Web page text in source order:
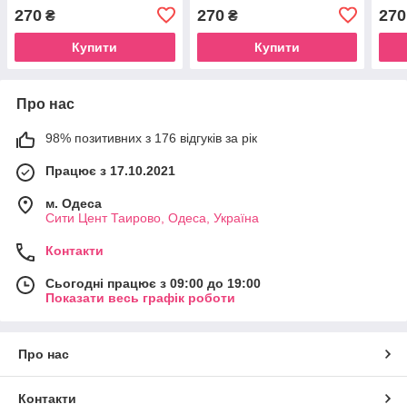
270 ₴
Купити
270₴
Купити
270
Про нас
98% позитивних з 176 відгуків за рік
Працює з 17.10.2021
м. Одеса
Сити Цент Таирово, Одеса, Україна
Контакти
Сьогодні працює з 09:00 до 19:00
Показати весь графік роботи
Про нас
Контакти